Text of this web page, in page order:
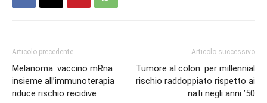
Articolo precedente
Melanoma: vaccino mRna
insieme all’immunoterapia
riduce rischio recidive
Articolo successivo
Tumore al colon: per millennial
rischio raddoppiato rispetto ai
nati negli anni ’50